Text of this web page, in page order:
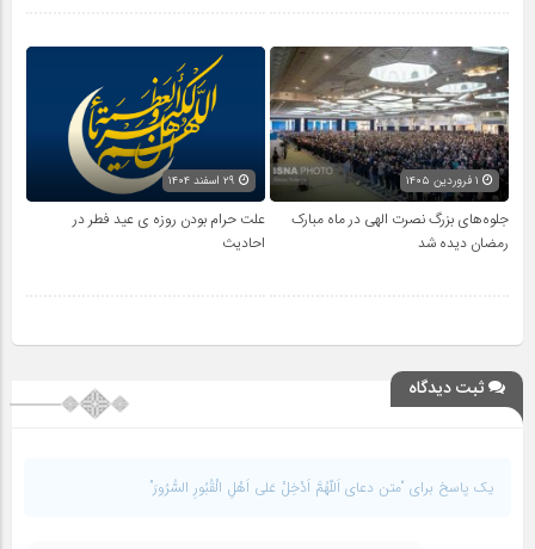
جلوه‌های بزرگ نصرت الهی در ماه مبارک
رمضان دیده شد
علت حرام بودن روزه ی عید فطر در
احادیث
ثبت دیدگاه
یک پاسخ برای “متن دعای اَللّهُمَّ اَدْخِلْ عَلى اَهْلِ الْقُبُورِ السُّرُورَ”